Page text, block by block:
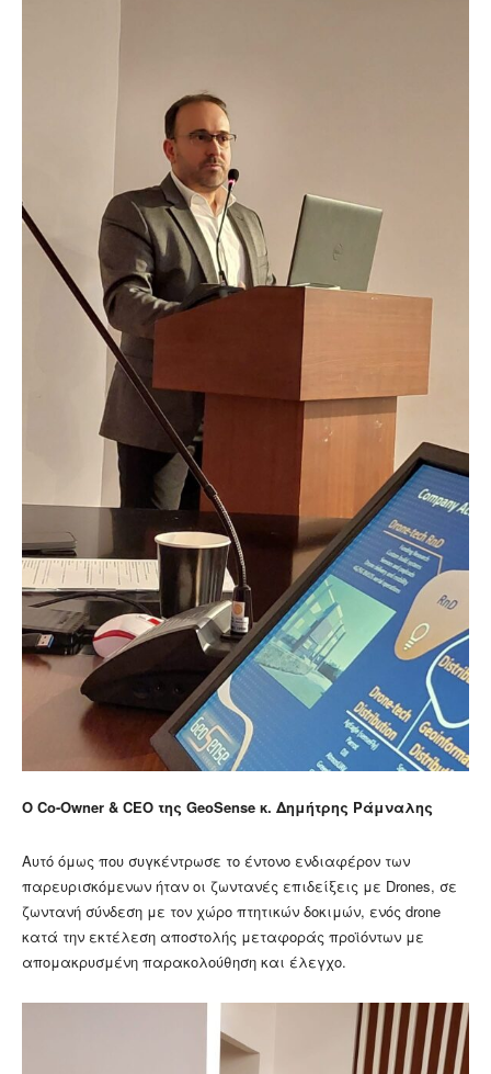
Ο Co-Owner & CEO της GeoSense κ. Δημήτρης Ράμναλης
Αυτό όμως που συγκέντρωσε το έντονο ενδιαφέρον των
παρευρισκόμενων ήταν οι ζωντανές επιδείξεις με Drones, σε
ζωντανή σύνδεση με τον χώρο πτητικών δοκιμών, ενός drone
κατά την εκτέλεση αποστολής μεταφοράς προϊόντων με
απομακρυσμένη παρακολούθηση και έλεγχο.